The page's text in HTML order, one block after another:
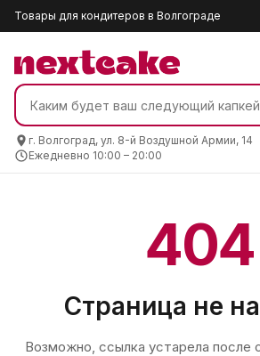
Товары для кондитеров в Волгограде
г. Волгоград, ул. 8-й Воздушной Армии, 14
Ежедневно 10:00 – 20:00
404
Страница не
Возможно, ссылка устарела после